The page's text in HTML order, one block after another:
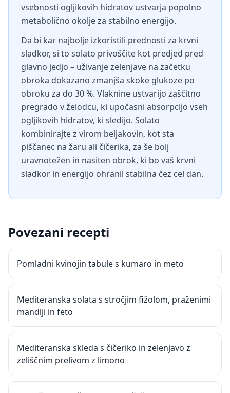
vsebnosti ogljikovih hidratov ustvarja popolno
metabolično okolje za stabilno energijo.
Da bi kar najbolje izkoristili prednosti za krvni
sladkor, si to solato privoščite kot predjed pred
glavno jedjo – uživanje zelenjave na začetku
obroka dokazano zmanjša skoke glukoze po
obroku za do 30 %. Vlaknine ustvarijo zaščitno
pregrado v želodcu, ki upočasni absorpcijo vseh
ogljikovih hidratov, ki sledijo. Solato
kombinirajte z virom beljakovin, kot sta
piščanec na žaru ali čičerika, za še bolj
uravnotežen in nasiten obrok, ki bo vaš krvni
sladkor in energijo ohranil stabilna čez cel dan.
Povezani recepti
Pomladni kvinojin tabule s kumaro in meto
Mediteranska solata s stročjim fižolom, praženimi
mandlji in feto
Mediteranska skleda s čičeriko in zelenjavo z
zeliščnim prelivom z limono